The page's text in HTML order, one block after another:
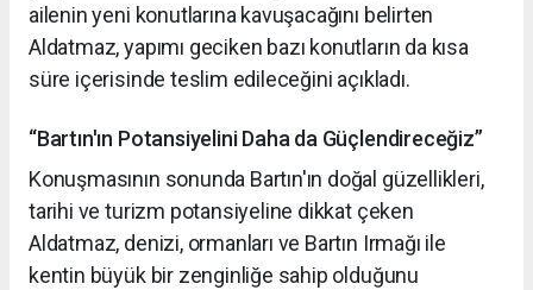
ailenin yeni konutlarına kavuşacağını belirten
Aldatmaz, yapımı geciken bazı konutların da kısa
süre içerisinde teslim edileceğini açıkladı.
“Bartın'ın Potansiyelini Daha da Güçlendireceğiz”
Konuşmasının sonunda Bartın'ın doğal güzellikleri,
tarihi ve turizm potansiyeline dikkat çeken
Aldatmaz, denizi, ormanları ve Bartın Irmağı ile
kentin büyük bir zenginliğe sahip olduğunu